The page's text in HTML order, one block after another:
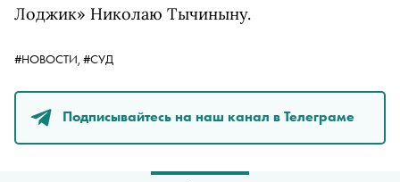
Лоджик» Николаю Тычиныну.
#НОВОСТИ, #СУД
Подписывайтесь на наш канал в Телеграме